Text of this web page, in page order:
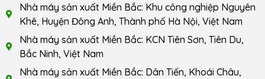
Nhà máy sản xuất Miền Bắc: Khu công nghiệp Nguyên
Khê, Huyện Đông Anh, Thành phố Hà Nội, Việt Nam
Nhà máy sản xuất Miền Bắc: KCN Tiên Sơn, Tiên Du,
Bắc Ninh, Việt Nam
Nhà máy sản xuất Miền Bắc: Dân Tiến, Khoái Châu,